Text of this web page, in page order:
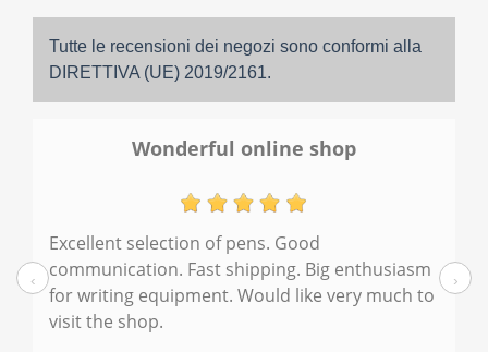
Tutte le recensioni dei negozi sono conformi alla
DIRETTIVA (UE) 2019/2161.
Wonderful online shop
Excellent selection of pens. Good
communication. Fast shipping. Big enthusiasm
for writing equipment. Would like very much to
visit the shop.
‹ ›